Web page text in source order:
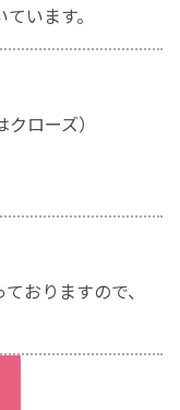
います。
ローズ）
おりますので、